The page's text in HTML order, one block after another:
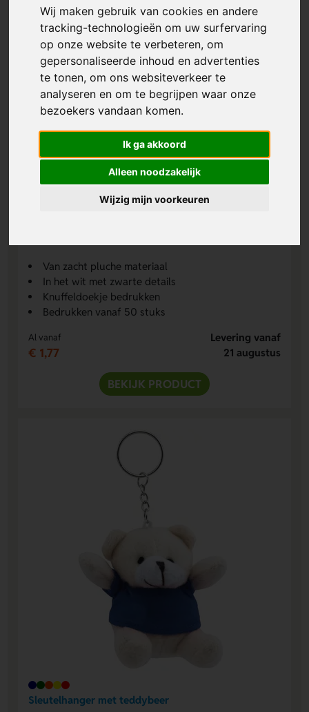
Wij maken gebruik van cookies en andere
tracking-technologieën om uw surfervaring
op onze website te verbeteren, om
gepersonaliseerde inhoud en advertenties
te tonen, om ons websiteverkeer te
analyseren en om te begrijpen waar onze
bezoekers vandaan komen.
Ik ga akkoord
Alleen noodzakelijk
Wijzig mijn voorkeuren
Van zacht pluche materiaal
In het wit met zwarte details
Knuffeldoekje bedrukken
Bedrukken vanaf 50 stuks
Al vanaf
€ 1,77
Levering vanaf
21 augustus
BEKIJK PRODUCT
Sleutelhanger met teddybeer